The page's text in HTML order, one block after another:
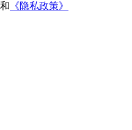
和 《隐私政策》